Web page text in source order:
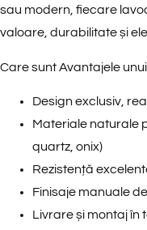
sau modern, fiecare
valoare, durabilitate și
Care sunt Avantajele
Design exclusiv,
Materiale naturale
quartz, onix)
Rezistență
Finisaje manuale
Livrare și montaj în